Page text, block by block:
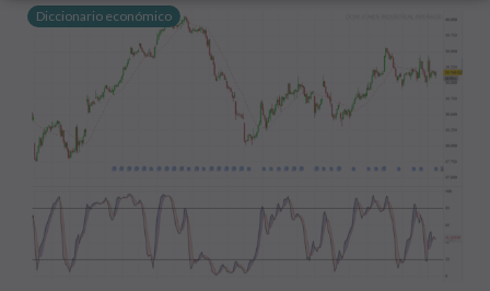
Diccionario económico